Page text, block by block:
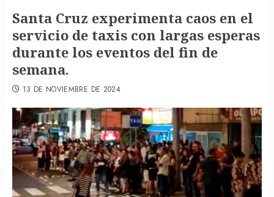
Santa Cruz experimenta caos en el
servicio de taxis con largas esperas
durante los eventos del fin de
semana.
13 DE NOVIEMBRE DE 2024